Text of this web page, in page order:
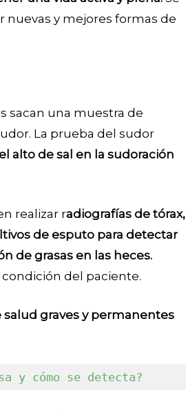
y mejores formas de
sacan una muestra de
La prueba del sudor
alto de sal en la sudoración
realizar radiografías de tórax,
de esputo para detectar
de grasas en las heces.
del paciente.
graves y permanentes
y cómo se detecta?